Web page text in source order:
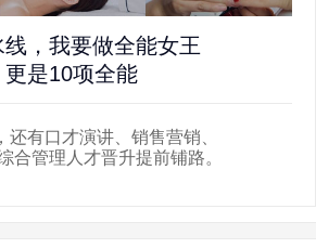
，我要做全能女王
是10项全能
有口才演讲、销售营销、
合管理人才晋升提前铺路。